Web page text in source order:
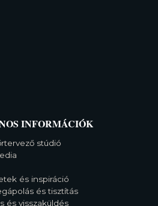
INFORMÁCIÓK
stúdió
és inspiráció
és tisztítás
és visszaküldés